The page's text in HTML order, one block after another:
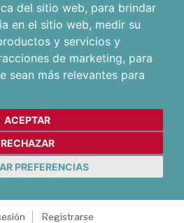
del sitio web, para brindar
en el sitio web, medir su
y servicios y
de marketing, para
sean más relevantes para
ACEPTAR
RECHAZAR
PREFERENCIAS
Registrarse